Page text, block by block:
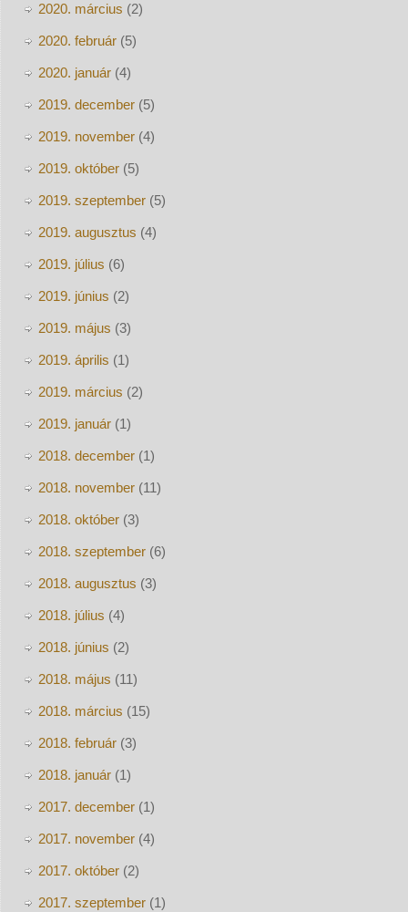
2020. március (2)
2020. február(5)
2020. január(4)
2019. december(5)
2019. november(4)
2019. október(5)
2019. szeptember(5)
2019. augusztus (4)
2019. július (6)
2019. június (2)
2019. május (3)
2019. április (1)
2019. március (2)
2019. január(1)
2018. december(1)
2018. november(11)
2018. október(3)
2018. szeptember(6)
2018. augusztus (3)
2018. július (4)
2018. június (2)
2018. május (11)
2018. március (15)
2018. február(3)
2018. január(1)
2017. december(1)
2017. november(4)
2017. október(2)
2017. szeptember(1)